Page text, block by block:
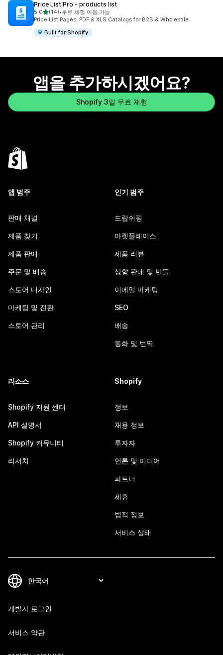
Price List Pro ‑ products list
5.0별 5개 중
(14)
총 리뷰 14개
•무료 체험 이용 가능
Price List Pages, PDF & XLS Catalogs for B2B & Wholesale
Built for Shopify
앱을 추가하시겠어요?
Shopify 3일 무료 체험
앱 범주
판매 채널
제품 찾기
제품 판매
주문 및 배송
스토어 디자인
마케팅 및 전환
스토어 관리
인기 범주
드랍쉬핑
마켓플레이스
제품 리뷰
상향 판매 및 번들
이메일 마케팅
SEO
배송
통화 및 번역
리소스
Shopify 지원 센터
API 설명서
Shopify 커뮤니티
리서치
Shopify
정보
채용 정보
투자자
언론 및 미디어
파트너
제휴
법적 정보
서비스 상태
개발자 로그인
서비스 약관